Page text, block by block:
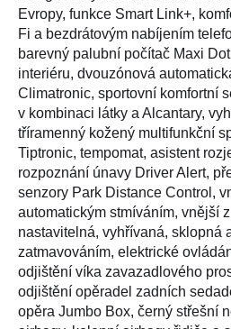
Evropy, funkce Smart Link+,
Fi a bezdrátovým nabíjením
barevný palubní počítač Maxi
interiéru, dvouzónová
Climatronic, sportovní komfortní
v kombinaci látky a Alcantary,
tříramenný kožený multifunkční
Tiptronic, tempomat, asistent
rozpoznání únavy Driver Alert,
senzory Park Distance Control,
automatickým stmíváním, vnější
nastavitelná, vyhřívaná, sklopná
zatmavováním, elektrické
odjištění víka zavazadlového
odjištění opěradel zadních
opěra Jumbo Box, černý střešní